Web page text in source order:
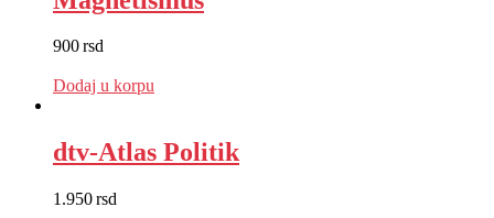
900rsd
Dodaj u korpu
dtv-Atlas Politik
1.950rsd